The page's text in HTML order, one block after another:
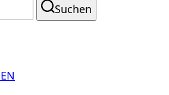
Suchen
EN